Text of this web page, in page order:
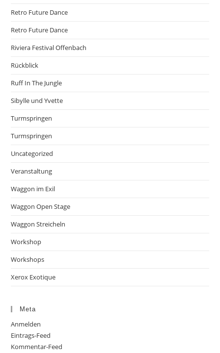
Retro Future Dance
Retro Future Dance
Riviera Festival Offenbach
Rückblick
Ruff In The Jungle
Sibylle und Yvette
Turmspringen
Turmspringen
Uncategorized
Veranstaltung
Waggon im Exil
Waggon Open Stage
Waggon Streicheln
Workshop
Workshops
Xerox Exotique
Meta
Anmelden
Eintrags-Feed
Kommentar-Feed